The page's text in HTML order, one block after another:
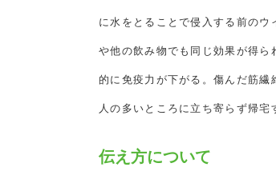
に水をとることで侵入する前の
や他の飲み物でも同じ効果が得
的に免疫力が下がる。傷んだ筋
人の多いところに立ち寄らず帰宅
伝え方について